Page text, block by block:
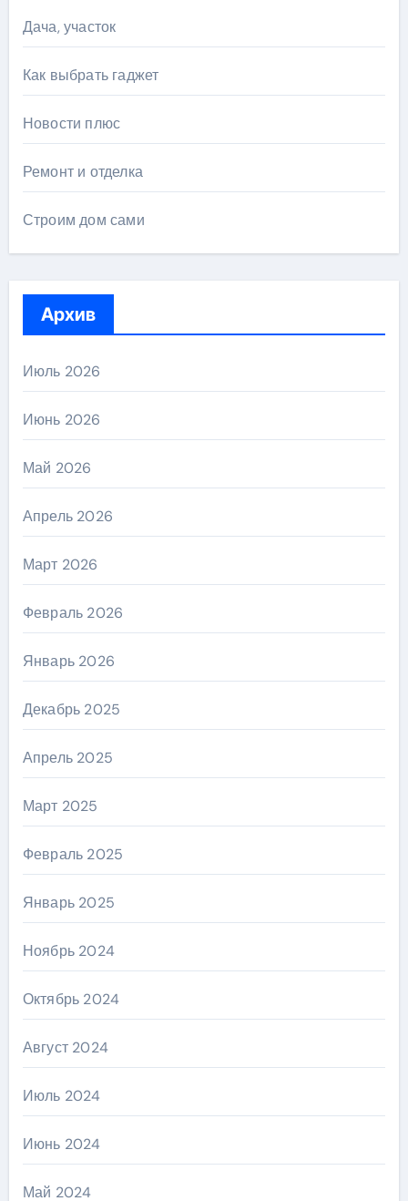
Дача, участок
Как выбрать гаджет
Новости плюс
Ремонт и отделка
Строим дом сами
Архив
Июль 2026
Июнь 2026
Май 2026
Апрель 2026
Март 2026
Февраль 2026
Январь 2026
Декабрь 2025
Апрель 2025
Март 2025
Февраль 2025
Январь 2025
Ноябрь 2024
Октябрь 2024
Август 2024
Июль 2024
Июнь 2024
Май 2024